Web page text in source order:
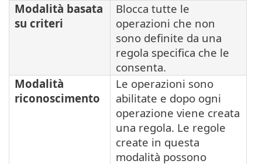
Modalità basata
su criteri
Blocca tutte le
operazioni che non
sono definite da una
regola specifica che le
consenta.
Modalità
riconoscimento
Le operazioni sono
abilitate e dopo ogni
operazione viene creata
una regola. Le regole
create in questa
modalità possono